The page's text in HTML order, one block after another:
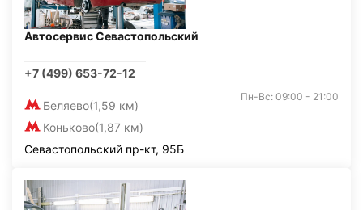
Автосервис Севастопольский
+7 (499) 653-72-12
Беляево(1,59 км)
Коньково(1,87 км)
Пн-Вс: 09:00 - 21:00
Севастопольский пр-кт, 95Б